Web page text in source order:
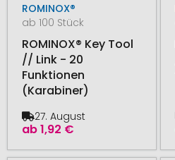
ROMINOX®
ab 100 Stück
ROMINOX® Key Tool
// Link - 20
Funktionen
(Karabiner)
ab1,92 €
27. August